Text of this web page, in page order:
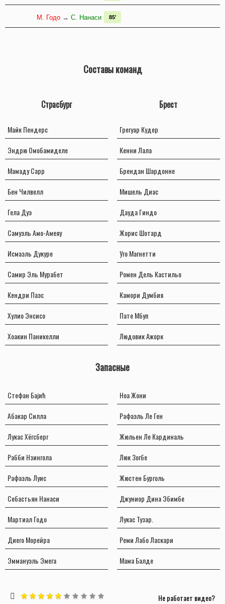
М. Годо → С. Нанаси 85'
Составы команд
Страсбург
Майк Пендерс
Эндрю Омобамиделе
Мамаду Сарр
Бен Чилвелл
Гела Дуэ
Самуэль Амо-Амеяу
Исмаэль Дукуре
Самир Эль Мурабет
Кендри Паэс
Хулио Энсисо
Хоакин Паникелли
Брест
Грегуар Кудер
Кенни Лала
Брендан Шардонне
Мишель Диас
Дауда Гиндо
Жорис Шотард
Уго Магнетти
Ромен Дель Кастильо
Камори Думбия
Пате Мбуп
Людовик Ажорк
Запасные
Стефан Бајић
Абакар Силла
Лукас Хёгсберг
Рабби Нзингола
Рафаэль Луис
Себастьян Нанаси
Мартиал Годо
Диего Морейра
Эммануэль Эмега
Ноа Жони
Рафаэль Ле Ген
Жюльен Ле Кардиналь
Люк Зогбе
Жюстен Бурголь
Джуниор Дина Эбимбе
Лукас Тузар.
Реми Лабо Ласкари
Мама Балде
Не работает видео?